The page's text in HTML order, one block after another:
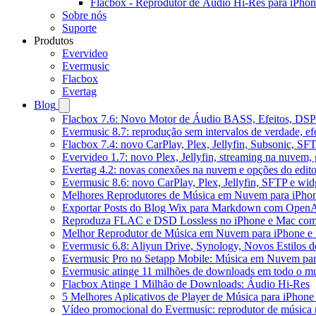
Flacbox - Reprodutor de Áudio Hi-Res para
Sobre nós
Suporte
Produtos
Evervideo
Evermusic
Flacbox
Evertag
Blog
Flacbox 7.6: Novo Motor de Áudio BASS, Efeitos,
Evermusic 8.7: reprodução sem intervalos de verdade,
Flacbox 7.4: novo CarPlay, Plex, Jellyfin, Subsonic,
Evervideo 1.7: novo Plex, Jellyfin, streaming na nuvem,
Evertag 4.2: novas conexões na nuvem e opções do
Evermusic 8.6: novo CarPlay, Plex, Jellyfin, SFTP e
Melhores Reprodutores de Música em Nuvem para
Exportar Posts do Blog Wix para Markdown com
Reproduza FLAC e DSD Lossless no iPhone e Mac
Melhor Reprodutor de Música em Nuvem para iPhone e
Evermusic 6.8: Aliyun Drive, Synology, Novos Estilos
Evermusic Pro no Setapp Mobile: Música em Nuvem
Evermusic atinge 11 milhões de downloads em todo o
Flacbox Atinge 1 Milhão de Downloads: Áudio Hi-Res
5 Melhores Aplicativos de Player de Música para
Vídeo promocional do Evermusic: reprodutor de música